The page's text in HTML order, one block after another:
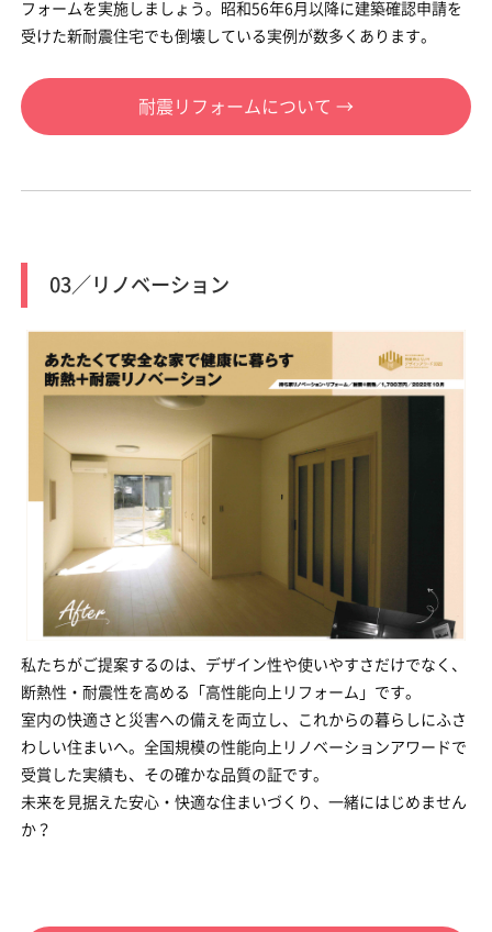
フォームを実施しましょう。昭和56年6月以降に建築確認申請を
受けた新耐震住宅でも倒壊している実例が数多くあります。
耐震リフォームについて →
03／リノベーション
私たちがご提案するのは、デザイン性や使いやすさだけでなく、
断熱性・耐震性を高める「高性能向上リフォーム」です。
室内の快適さと災害への備えを両立し、これからの暮らしにふさ
わしい住まいへ。全国規模の性能向上リノベーションアワードで
受賞した実績も、その確かな品質の証です。
未来を見据えた安心・快適な住まいづくり、一緒にはじめません
か？